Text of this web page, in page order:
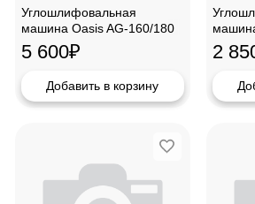
Углошлифовальная
машина Oasis AG-160/180
5 600₽
Добавить в корзину
2